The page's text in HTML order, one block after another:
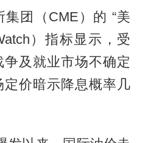
团（CME）的 “美
）指标显示，受
及就业市场不确定
价暗示降息概率几